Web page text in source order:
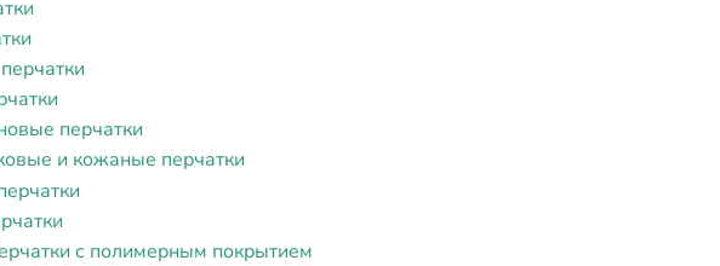
перчатки
и кожаные перчатки
с полимерным покрытием